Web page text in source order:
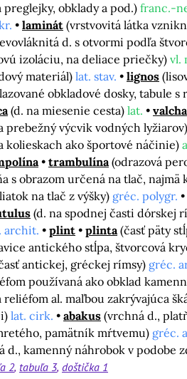
obklady a pod.) franc.-
laminát (vrstvovitá látka
d. s otvormi podľa
izoláciu, na deliace priečky)vl.
materiál) lat. stav. lignos
obkladové dosky, tabule
(d. na miesenie cesta) lat. valcha
prebežný výcvik vodných lyžiarov)
kolieskach ako športové náčinie)
trambulína (odrazová
s obrazom určená na tlač, najmä
na tlač z výšky) gréc. polygr.
(d. na spodnej časti dórskej
archit. plint plinta (časť päty
antického stĺpa, štvorcová
antickej, gréckej rímsy) gréc.
používaná ako obklad
al. maľbou zakrývajúca
lat. cirk. abakus (vrchná d.,
pamätník mŕtvemu) gréc.
kamenný náhrobok v podobe
2 tabuľa 3 doštička 1